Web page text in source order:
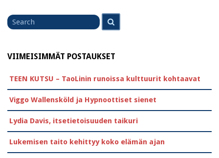
Search
for
VIIMEISIMMÄT POSTAUKSET
TEEN KUTSU – TaoLinin runoissa kulttuurit kohtaavat
Viggo Wallensköld ja Hypnoottiset sienet
Lydia Davis, itsetietoisuuden taikuri
Lukemisen taito kehittyy koko elämän ajan